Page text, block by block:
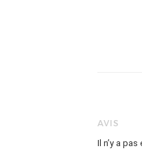
AVIS
Il n’y a pas